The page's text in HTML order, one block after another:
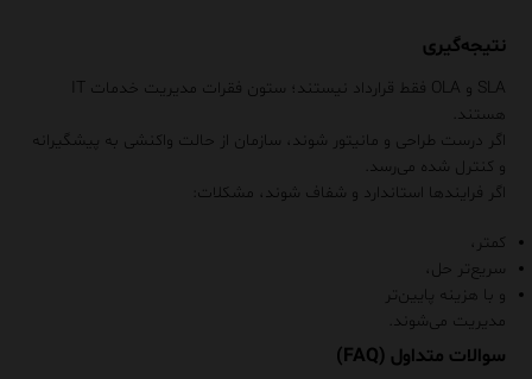
نتیجه‌گیری
SLA و OLA فقط قرارداد نیستند؛ ستون فقرات مدیریت خدمات IT
هستند.
اگر درست طراحی و مانیتور شوند، سازمان از حالت واکنشی به پیشگیرانه
و کنترل‌ شده می‌رسد.
اگر فرایندها استاندارد و شفاف شوند، مشکلات:
کمتر،
سریع‌تر حل،
و با هزینه پایین‌تر
مدیریت می‌شوند.
سوالات متداول (FAQ)